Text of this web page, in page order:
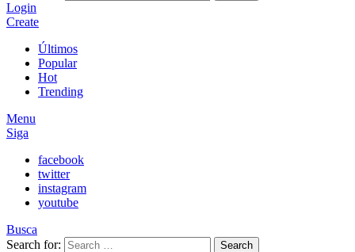
Login
Create
Últimos
Popular
Hot
Trending
Menu
Siga
facebook
twitter
instagram
youtube
Busca
Search for:
Search